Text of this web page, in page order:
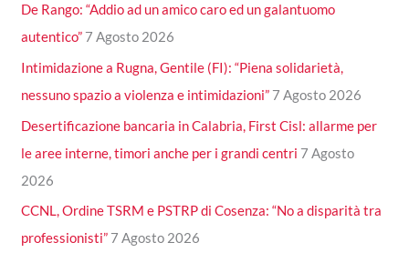
De Rango: “Addio ad un amico caro ed un galantuomo
autentico” 7 Agosto 2026
Intimidazione a Rugna, Gentile (FI): “Piena solidarietà,
nessuno spazio a violenza e intimidazioni” 7 Agosto 2026
Desertificazione bancaria in Calabria, First Cisl: allarme per
le aree interne, timori anche per i grandi centri 7 Agosto
2026
CCNL, Ordine TSRM e PSTRP di Cosenza: “No a disparità tra
professionisti” 7 Agosto 2026